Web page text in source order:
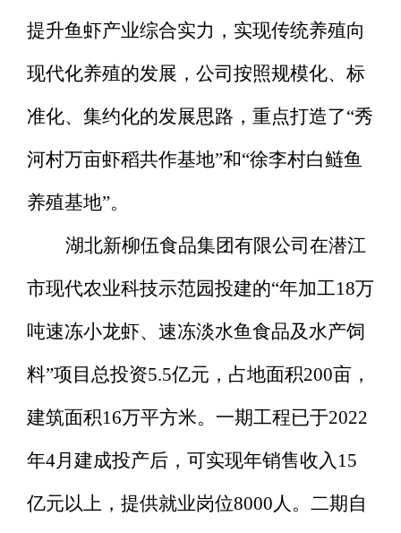
提升鱼虾产业综合实力，实现传统养殖向
现代化养殖的发展，公司按照规模化、标
准化、集约化的发展思路，重点打造了“秀
河村万亩虾稻共作基地”和“徐李村白鲢鱼
养殖基地”。
湖北新柳伍食品集团有限公司在潜江
市现代农业科技示范园投建的“年加工18万
吨速冻小龙虾、速冻淡水鱼食品及水产饲
料”项目总投资5.5亿元，占地面积200亩，
建筑面积16万平方米。一期工程已于2022
年4月建成投产后，可实现年销售收入15
亿元以上，提供就业岗位8000人。二期自